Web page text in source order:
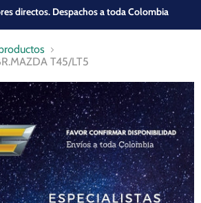
directos. Despachos a toda Colombia
T45/LT5